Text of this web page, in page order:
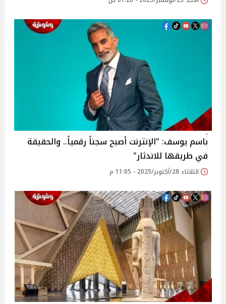
باسم يوسف: "الإنترنت أصبح سجناً رقمياً.. والحقيقة
في طريقها للاندثار"
الثلاثاء 28/أكتوبر/2025 - 11:05 م